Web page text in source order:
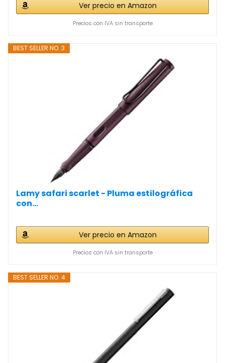
Ver precio en Amazon
Precios con IVA sin transporte
BEST SELLER NO. 3
Lamy safari scarlet - Pluma estilográfica
con...
Ver precio en Amazon
Precios con IVA sin transporte
BEST SELLER NO. 4